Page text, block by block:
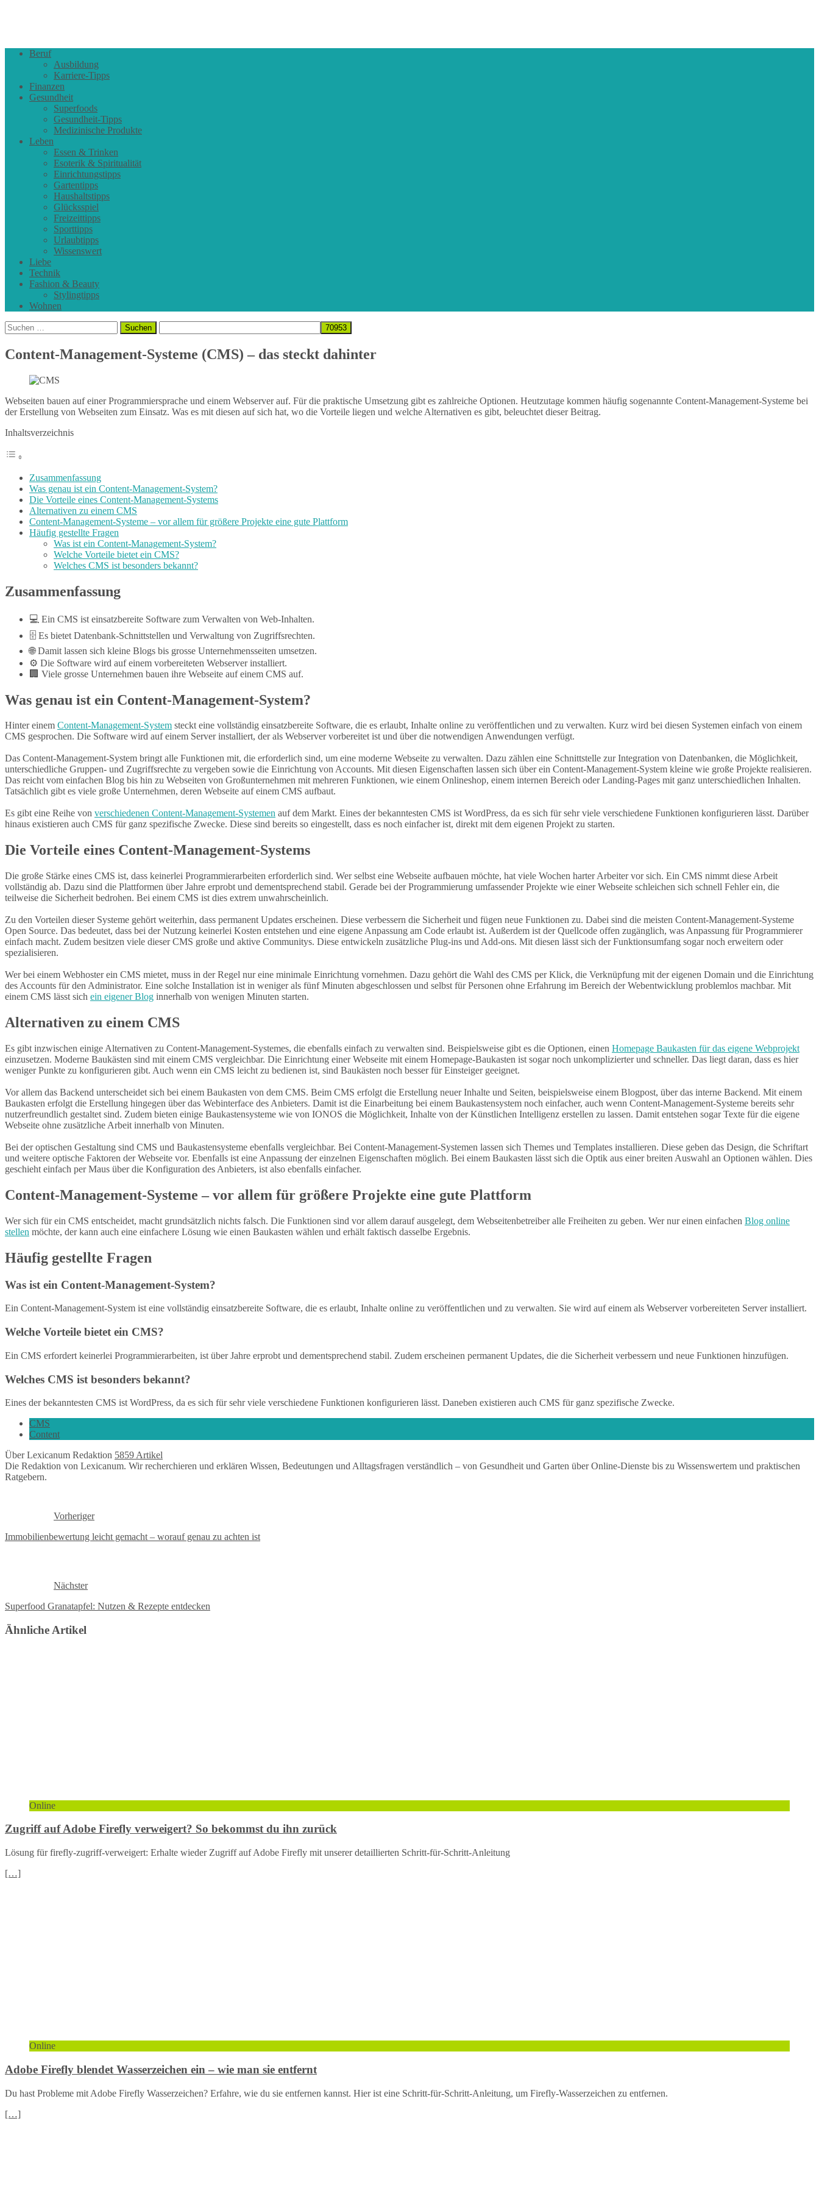
Beruf
Ausbildung
Karriere-Tipps
Finanzen
Gesundheit
Superfoods
Gesundheit-Tipps
Medizinische Produkte
Leben
Essen & Trinken
Esoterik & Spiritualität
Einrichtungstipps
Gartentipps
Haushaltstipps
Glücksspiel
Freizeittipps
Sporttipps
Urlaubtipps
Wissenswert
Liebe
Technik
Fashion & Beauty
Stylingtipps
Wohnen
Suchen
nach:
Content-Management-Systeme (CMS) – das steckt dahinter
Webseiten bauen auf einer Programmiersprache und einem Webserver auf. Für die praktische Umsetzung gibt es zahlreiche Optionen. Heutzutage kommen häufig sogenannte Content-Management-Systeme bei
der Erstellung von Webseiten zum Einsatz. Was es mit diesen auf sich hat, wo die Vorteile liegen und welche Alternativen es gibt, beleuchtet dieser Beitrag.
Inhaltsverzeichnis
Zusammenfassung
Was genau ist ein Content-Management-System?
Die Vorteile eines Content-Management-Systems
Alternativen zu einem CMS
Content-Management-Systeme – vor allem für größere Projekte eine gute Plattform
Häufig gestellte Fragen
Was ist ein Content-Management-System?
Welche Vorteile bietet ein CMS?
Welches CMS ist besonders bekannt?
Zusammenfassung
💻 Ein CMS ist einsatzbereite Software zum Verwalten von Web-Inhalten.
🗄️ Es bietet Datenbank-Schnittstellen und Verwaltung von Zugriffsrechten.
🌐 Damit lassen sich kleine Blogs bis grosse Unternehmensseiten umsetzen.
⚙️ Die Software wird auf einem vorbereiteten Webserver installiert.
🏢 Viele grosse Unternehmen bauen ihre Webseite auf einem CMS auf.
Was genau ist ein Content-Management-System?
Hinter einem Content-Management-System steckt eine vollständig einsatzbereite Software, die es erlaubt, Inhalte online zu veröffentlichen und zu verwalten. Kurz wird bei diesen Systemen einfach von einem
CMS gesprochen. Die Software wird auf einem Server installiert, der als Webserver vorbereitet ist und über die notwendigen Anwendungen verfügt.
Das Content-Management-System bringt alle Funktionen mit, die erforderlich sind, um eine moderne Webseite zu verwalten. Dazu zählen eine Schnittstelle zur Integration von Datenbanken, die Möglichkeit,
unterschiedliche Gruppen- und Zugriffsrechte zu vergeben sowie die Einrichtung von Accounts. Mit diesen Eigenschaften lassen sich über ein Content-Management-System kleine wie große Projekte realisieren.
Das reicht vom einfachen Blog bis hin zu Webseiten von Großunternehmen mit mehreren Funktionen, wie einem Onlineshop, einem internen Bereich oder Landing-Pages mit ganz unterschiedlichen Inhalten.
Tatsächlich gibt es viele große Unternehmen, deren Webseite auf einem CMS aufbaut.
Es gibt eine Reihe von verschiedenen Content-Management-Systemen auf dem Markt. Eines der bekanntesten CMS ist WordPress, da es sich für sehr viele verschiedene Funktionen konfigurieren lässt. Darüber
hinaus existieren auch CMS für ganz spezifische Zwecke. Diese sind bereits so eingestellt, dass es noch einfacher ist, direkt mit dem eigenen Projekt zu starten.
Die Vorteile eines Content-Management-Systems
Die große Stärke eines CMS ist, dass keinerlei Programmierarbeiten erforderlich sind. Wer selbst eine Webseite aufbauen möchte, hat viele Wochen harter Arbeiter vor sich. Ein CMS nimmt diese Arbeit
vollständig ab. Dazu sind die Plattformen über Jahre erprobt und dementsprechend stabil. Gerade bei der Programmierung umfassender Projekte wie einer Webseite schleichen sich schnell Fehler ein, die
teilweise die Sicherheit bedrohen. Bei einem CMS ist dies extrem unwahrscheinlich.
Zu den Vorteilen dieser Systeme gehört weiterhin, dass permanent Updates erscheinen. Diese verbessern die Sicherheit und fügen neue Funktionen zu. Dabei sind die meisten Content-Management-Systeme
Open Source. Das bedeutet, dass bei der Nutzung keinerlei Kosten entstehen und eine eigene Anpassung am Code erlaubt ist. Außerdem ist der Quellcode offen zugänglich, was Anpassung für Programmierer
einfach macht. Zudem besitzen viele dieser CMS große und aktive Communitys. Diese entwickeln zusätzliche Plug-ins und Add-ons. Mit diesen lässt sich der Funktionsumfang sogar noch erweitern oder
spezialisieren.
Wer bei einem Webhoster ein CMS mietet, muss in der Regel nur eine minimale Einrichtung vornehmen. Dazu gehört die Wahl des CMS per Klick, die Verknüpfung mit der eigenen Domain und die Einrichtung
des Accounts für den Administrator. Eine solche Installation ist in weniger als fünf Minuten abgeschlossen und selbst für Personen ohne Erfahrung im Bereich der Webentwicklung problemlos machbar. Mit
einem CMS lässt sich ein eigener Blog innerhalb von wenigen Minuten starten.
Alternativen zu einem CMS
Es gibt inzwischen einige Alternativen zu Content-Management-Systemes, die ebenfalls einfach zu verwalten sind. Beispielsweise gibt es die Optionen, einen Homepage Baukasten für das eigene Webprojekt
einzusetzen. Moderne Baukästen sind mit einem CMS vergleichbar. Die Einrichtung einer Webseite mit einem Homepage-Baukasten ist sogar noch unkomplizierter und schneller. Das liegt daran, dass es hier
weniger Punkte zu konfigurieren gibt. Auch wenn ein CMS leicht zu bedienen ist, sind Baukästen noch besser für Einsteiger geeignet.
Vor allem das Backend unterscheidet sich bei einem Baukasten von dem CMS. Beim CMS erfolgt die Erstellung neuer Inhalte und Seiten, beispielsweise einem Blogpost, über das interne Backend. Mit einem
Baukasten erfolgt die Erstellung hingegen über das Webinterface des Anbieters. Damit ist die Einarbeitung bei einem Baukastensystem noch einfacher, auch wenn Content-Management-Systeme bereits sehr
nutzerfreundlich gestaltet sind. Zudem bieten einige Baukastensysteme wie von IONOS die Möglichkeit, Inhalte von der Künstlichen Intelligenz erstellen zu lassen. Damit entstehen sogar Texte für die eigene
Webseite ohne zusätzliche Arbeit innerhalb von Minuten.
Bei der optischen Gestaltung sind CMS und Baukastensysteme ebenfalls vergleichbar. Bei Content-Management-Systemen lassen sich Themes und Templates installieren. Diese geben das Design, die Schriftart
und weitere optische Faktoren der Webseite vor. Ebenfalls ist eine Anpassung der einzelnen Eigenschaften möglich. Bei einem Baukasten lässt sich die Optik aus einer breiten Auswahl an Optionen wählen. Dies
geschieht einfach per Maus über die Konfiguration des Anbieters, ist also ebenfalls einfacher.
Content-Management-Systeme – vor allem für größere Projekte eine gute Plattform
Wer sich für ein CMS entscheidet, macht grundsätzlich nichts falsch. Die Funktionen sind vor allem darauf ausgelegt, dem Webseitenbetreiber alle Freiheiten zu geben. Wer nur einen einfachen Blog online
stellen möchte, der kann auch eine einfachere Lösung wie einen Baukasten wählen und erhält faktisch dasselbe Ergebnis.
Häufig gestellte Fragen
Was ist ein Content-Management-System?
Ein Content-Management-System ist eine vollständig einsatzbereite Software, die es erlaubt, Inhalte online zu veröffentlichen und zu verwalten. Sie wird auf einem als Webserver vorbereiteten Server installiert.
Welche Vorteile bietet ein CMS?
Ein CMS erfordert keinerlei Programmierarbeiten, ist über Jahre erprobt und dementsprechend stabil. Zudem erscheinen permanent Updates, die die Sicherheit verbessern und neue Funktionen hinzufügen.
Welches CMS ist besonders bekannt?
Eines der bekanntesten CMS ist WordPress, da es sich für sehr viele verschiedene Funktionen konfigurieren lässt. Daneben existieren auch CMS für ganz spezifische Zwecke.
CMS
Content
Über Lexicanum Redaktion 5859 Artikel
Die Redaktion von Lexicanum. Wir recherchieren und erklären Wissen, Bedeutungen und Alltagsfragen verständlich – von Gesundheit und Garten über Online-Dienste bis zu Wissenswertem und praktischen
Ratgebern.
Vorheriger
Immobilienbewertung leicht gemacht – worauf genau zu achten ist
Nächster
Superfood Granatapfel: Nutzen & Rezepte entdecken
Ähnliche Artikel
Online
Zugriff auf Adobe Firefly verweigert? So bekommst du ihn zurück
Lösung für firefly-zugriff-verweigert: Erhalte wieder Zugriff auf Adobe Firefly mit unserer detaillierten Schritt-für-Schritt-Anleitung
[…]
Online
Adobe Firefly blendet Wasserzeichen ein – wie man sie entfernt
Du hast Probleme mit Adobe Firefly Wasserzeichen? Erfahre, wie du sie entfernen kannst. Hier ist eine Schritt-für-Schritt-Anleitung, um Firefly-Wasserzeichen zu entfernen.
[…]